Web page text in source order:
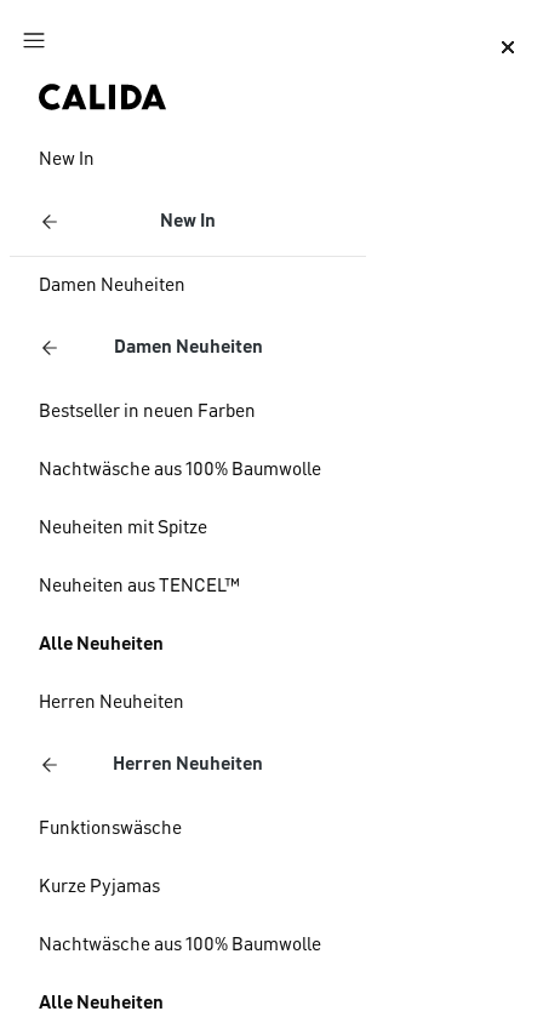
Zum Hauptinhalt springen
New In
New In
Damen Neuheiten
Damen Neuheiten
Bestseller in neuen Farben
Nachtwäsche aus 100% Baumwolle
Neuheiten mit Spitze
Neuheiten aus TENCEL™
Alle Neuheiten
Herren Neuheiten
Herren Neuheiten
Funktionswäsche
Kurze Pyjamas
Nachtwäsche aus 100% Baumwolle
Alle Neuheiten